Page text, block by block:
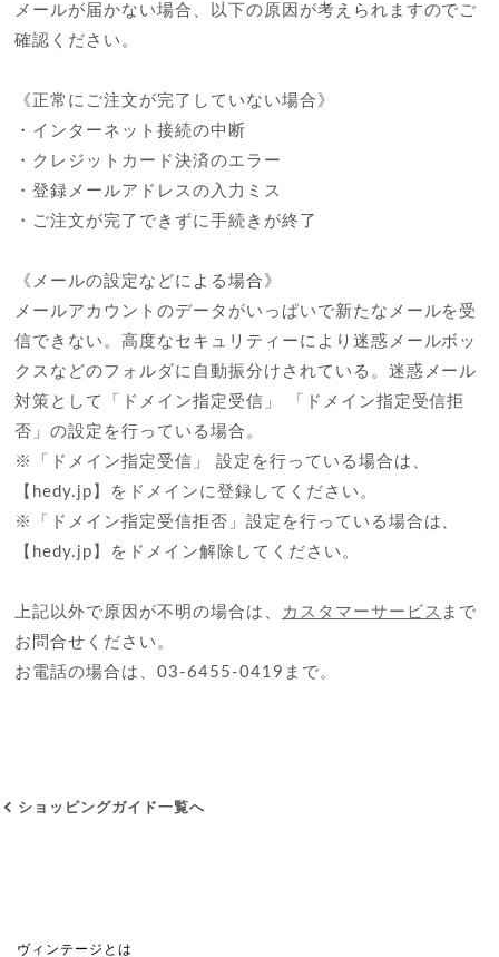
メールが届かない場合、以下の原因が考えられますのでご
確認ください。
《正常にご注文が完了していない場合》
・インターネット接続の中断
・クレジットカード決済のエラー
・登録メールアドレスの入力ミス
・ご注文が完了できずに手続きが終了
《メールの設定などによる場合》
メールアカウントのデータがいっぱいで新たなメールを受
信できない。高度なセキュリティーにより迷惑メールボッ
クスなどのフォルダに自動振分けされている。迷惑メール
対策として「ドメイン指定受信」 「ドメイン指定受信拒
否」の設定を行っている場合。
※「ドメイン指定受信」 設定を行っている場合は、
【hedy.jp】をドメインに登録してください。
※「ドメイン指定受信拒否」設定を行っている場合は、
【hedy.jp】をドメイン解除してください。
上記以外で原因が不明の場合は、 カスタマーサービス まで
お問合せください。
お電話の場合は、03-6455-0419まで。
ショッピングガイド一覧へ
ヴィンテージとは